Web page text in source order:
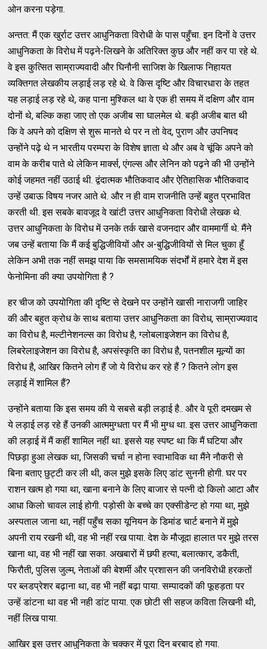
ओन करना पड़ेगा.
अन्तत: मैं एक खुर्राट उत्तर आधुनिकता विरोधी के पास पहुँचा. इन दिनों वे उत्तर
आधुनिकता के विरोध में पढ़ने-लिखने के अतिरिक्त कुछ और नहीं कर पा रहे थे.
वे इस कुत्सित साम्राज्यवादी और घिनौनी साजिश के खिलाफ निहायत
व्यक्तिगत लेखकीय लड़ाई लड़ रहे थे. वे किस दृष्टि और विचारधारा के तहत
यह लड़ाई लड़ रहे थे, कह पाना मुश्किल था वे एक ही समय में दक्षिण और वाम
दोनों थे, बल्कि कहा जाए तो एक अजीब सा घालमेल थे. बड़ी अजीब बात थी
कि वे अपने को दक्षिण से शुरू मानते थे पर न तो वेद, पुराण और उपनिषद
उन्होंने पढ़े थे न भारतीय परम्परा के विशेष ज्ञाता थे और अब वे चूंकि अपने को
वाम के करीब पाते थे लेकिन मार्क्स, एंगल्स और लेनिन को पढ़ने की भी उन्होंने
कोई जहमत नहीं उठाई थी. द्वंदात्मक भौतिकवाद और ऐतिहासिक भौतिकवाद
उन्हें उबाऊ विषय नजर आते थे. और न ही वाम राजनीति उन्हें बहुत प्रभावित
करती थी. इस सबके बावजूद वे खांटी उत्तर आधुनिकता विरोधी लेखक थे.
उत्तर आधुनिकता के विरोध में उनके तर्क खासे वजनदार और वाममार्गी थे. मैंने
जब उन्हें बताया कि मैं कई बुद्धिजीवियों और अ-बुद्धिजीवियों से मिल चुका हूँ
लेकिन अभी तक नहीं समझ पाया कि समसामयिक संदर्भों में हमारे देश में इस
फेनोमिना की क्या उपयोगिता है ?
हर चीज को उपयोगिता की दृष्टि से देखने पर उन्होंने खासी नाराजगी जाहिर
की और बहुत क्रोध के साथ बताया उत्तर आधुनिकता का विरोध, साम्राज्यवाद
का विरोध है, मल्टीनेशनल्स का विरोध है, ग्लोबलाइजेशन का विरोध है,
लिबरेलाइजेशन का विरोध है, अपसंस्कृति का विरोध है, पतनशील मूल्यों का
विरोध है, आखिर कितने लोग हैं जो ये विरोध कर रहे हैं ? कितने लोग इस
लड़ाई में शामिल हैं?
उन्होंने बताया कि इस समय की ये सबसे बड़ी लड़ाई है.. और वे पूरी दमखम से
ये लड़ाई लड़ रहे हैं उनकी आत्ममुग्धता पर मैं भी मुग्ध था. इस उत्तर आधुनिकता
की लड़ाई में मैं कहीं शामिल नहीं था. इससे यह स्पष्ट था कि मैं घटिया और
पिछड़ा हुआ लेखक था, जिसकी चर्चा न होना स्वाभाविक था मैंने नौकरी से
बिना बताए छुट्टी कर ली थी, कल मुझे इसके लिए डांट सुननी होगी. घर पर
राशन खत्म हो गया था, खाना बनाने के लिए बाजार से पत्नी दो किलो आटा और
आधा किलो चावल लाई होगी. पड़ोसी के बच्चे का एक्सीडेन्ट हो गया था, मुझे
अस्पताल जाना था, नहीं पहुँच सका यूनियन के डिमांड चार्ट बनाने में मुझे
अपनी राय रखनी थी, वह भी नहीं रख पाया. देश के मौजूदा हालात पर मुझे तरस
खाना था, वह भी नहीं खा सका. अखबारों में छपी हत्या, बलात्कार, डकैती,
फिरौती, पुलिस जुल्म, नेताओं की बेशर्मी और प्रशासन की जनविरोधी हरकतों
पर ब्लडप्रेशर बढ़ाना था, वह भी नहीं बढ़ा पाया. सम्पादकों की फूहड़ता पर
उन्हें डांटना था वह भी नही डांट पाया. एक छोटी सी सहज कविता लिखनी थी,
नहीं लिख पाया.
आखिर इस उत्तर आधुनिकता के चक्कर में पूरा दिन बरबाद हो गया.